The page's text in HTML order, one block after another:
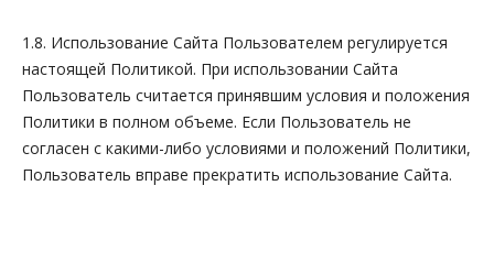
1.8. Использование Сайта Пользователем регулируется
настоящей Политикой. При использовании Сайта
Пользователь считается принявшим условия и положения
Политики в полном объеме. Если Пользователь не
согласен с какими-либо условиями и положений Политики,
Пользователь вправе прекратить использование Сайта.